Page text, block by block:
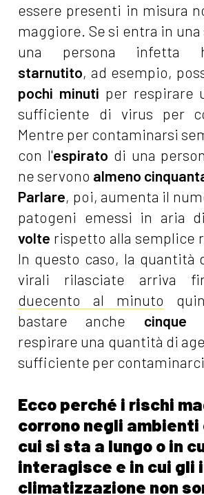
essere presenti in misura
maggiore. Se si entra in una
una persona infetta
starnutito, ad esempio,
pochi minuti per respirare
sufficiente di virus per
Mentre per contaminarsi
con l'espirato di una
ne servono almeno
Parlare, poi, aumenta il
patogeni emessi in aria
volte rispetto alla semplice
In questo caso, la quantità
virali rilasciate arriva
duecento al minuto
bastare anche cinque
respirare una quantità di
sufficiente per contaminarci.
Ecco perché i rischi
corrono negli ambienti
cui si sta a lungo o in
interagisce e in cui gli
climatizzazione non